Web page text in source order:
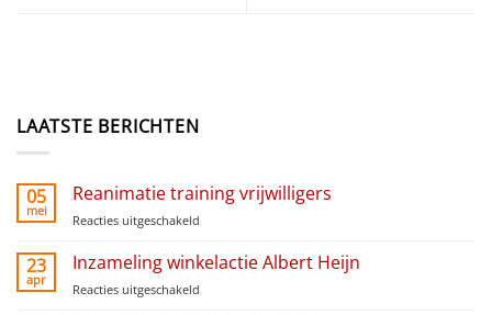
LAATSTE BERICHTEN
05
mei
Reanimatie training vrijwilligers
Reacties uitgeschakeld
training
23
apr
Inzameling winkelactie Albert Heijn
Reacties uitgeschakeld